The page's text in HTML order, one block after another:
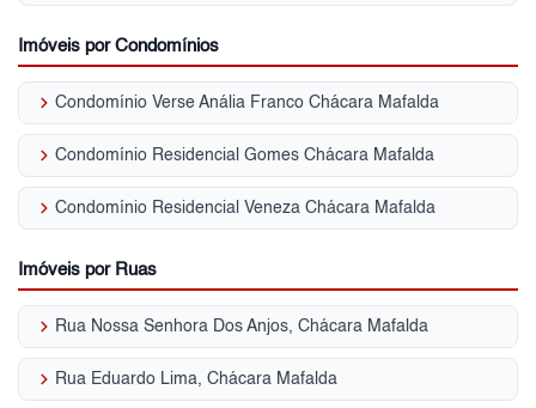
Imóveis por Condomínios
keyboard_arrow_right Condomínio Verse Anália Franco Chácara Mafalda
keyboard_arrow_right Condomínio Residencial Gomes Chácara Mafalda
keyboard_arrow_right Condomínio Residencial Veneza Chácara Mafalda
Imóveis por Ruas
keyboard_arrow_right Rua Nossa Senhora Dos Anjos, Chácara Mafalda
keyboard_arrow_right Rua Eduardo Lima, Chácara Mafalda